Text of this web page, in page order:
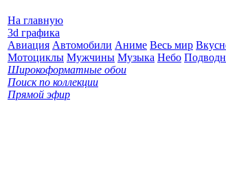
На главную
3d графика
Авиация Автомобили Аниме Весь мир
Мотоциклы Мужчины Музыка Небо
Широкоформатные обои
Поиск по коллекции
Прямой эфир